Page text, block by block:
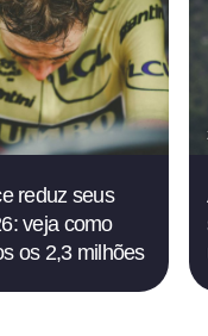
reduz seus
veja como
os 2,3 milhões